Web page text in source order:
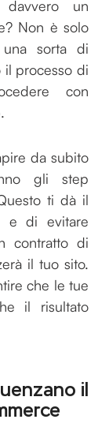
un
Non è solo
sorta di
processo di
con
.
da subito
gli step
ti dà il
e di evitare
contratto di
il tuo sito.
che le tue
il risultato
il